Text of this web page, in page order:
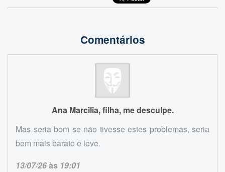
Comentários
Ana Marcilia, filha, me desculpe.
Mas seria bom se não tivesse estes problemas, seria
bem mais barato e leve.
13/07/26às 19:01